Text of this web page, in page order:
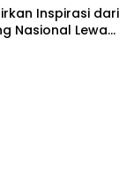
Inspirasi dari
Nasional Lewat